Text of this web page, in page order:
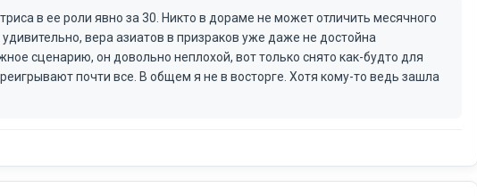
в ее роли явно за 30. Никто в дораме не может отличить месячного
вера азиатов в призраков уже даже не достойна
сценарию, он довольно неплохой, вот только снято как-будто для
почти все. В общем я не в восторге. Хотя кому-то ведь зашла